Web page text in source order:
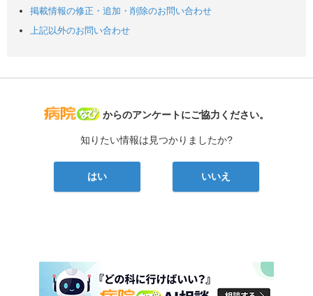
掲載情報の修正・追加・削除のお問い合わせ
上記以外のお問い合わせ
病院なび
からのアンケートにご協力ください。
知りたい情報は見つかりましたか?
はい いいえ